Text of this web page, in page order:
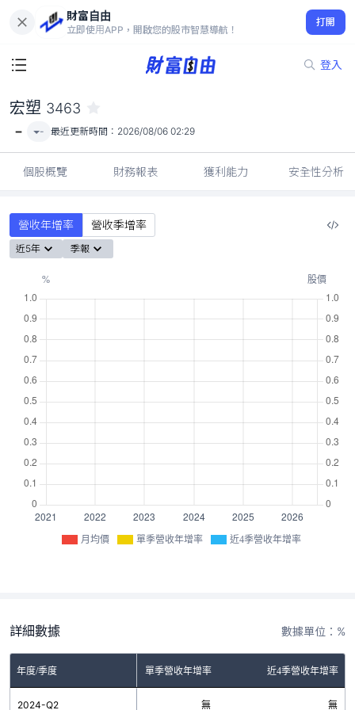
財富自由
立即使用APP，開啟您的股市智慧導航！
打開
登入
-
宏塑 3463
- - 最近更新時間： 2026/08/06 02:29
個股概覽 財務報表 獲利能力 安全性分析
營收年增率 營收季增率
近5年 季報
月均價 單季營收年增率 近4季營收年增率
詳細數據 數據單位：%
年度/季度 單季營收年增率 近4季營收年增率
2024-Q2 無 無